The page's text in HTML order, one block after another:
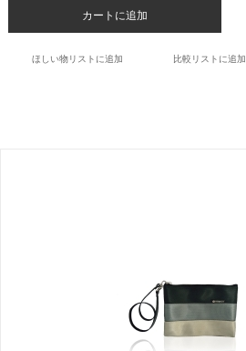
カートに追加
ほしい物リストに追加 比較リストに追加